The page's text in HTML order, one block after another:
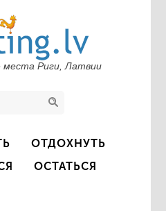
Риги, Латвии
ОТДОХНУТЬ
ОСТАТЬСЯ